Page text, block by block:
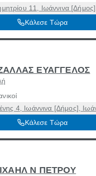
11, Ιωάννινα
45332
Κάλεσε Τώρα
ΕΥΑΓΓΕΛΟΣ
4, Ιωάννινα [Δήμος],
Κάλεσε Τώρα
Ν ΠΕΤΡΟΥ